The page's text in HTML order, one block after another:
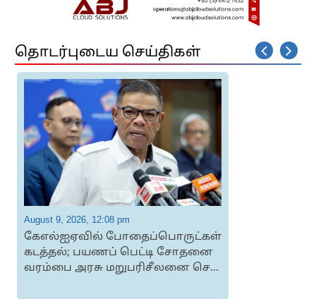
தொடர்புடைய செய்திகள்
August 9, 2026, 12:08 pm
கேஎல்ஐஏவில் போதைப்பொருட்கள்
கடத்தல்; பயணப் பெட்டி சோதனை
வரம்பை அரசு மறுபரிசீலனை செ...